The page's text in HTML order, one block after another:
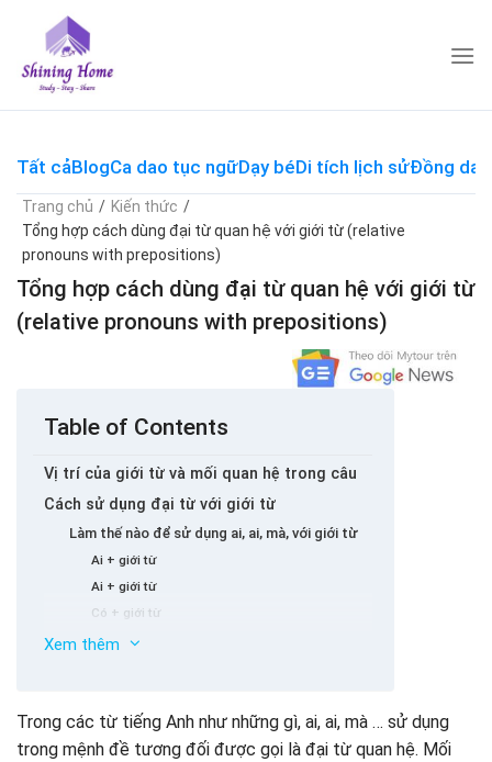
content
Tất cảBlogCa dao tục ngữDạy béDi tích lịch sửĐồng dao
Trang chủ / Kiến thức /
Tổng hợp cách dùng đại từ quan hệ với giới từ (relative
pronouns with prepositions)
Tổng hợp cách dùng đại từ quan hệ với giới từ
(relative pronouns with prepositions)
Table of Contents
Vị trí của giới từ và mối quan hệ trong câu
Cách sử dụng đại từ với giới từ
Làm thế nào để sử dụng ai, ai, mà, với giới từ
Ai + giới từ
Ai + giới từ
Có + giới từ
Mà + giới từ
Thực hành các bài tập với giới từ
Xem thêm
Trong các từ tiếng Anh như những gì, ai, ai, mà … sử dụng
trong mệnh đề tương đối được gọi là đại từ quan hệ. Mối